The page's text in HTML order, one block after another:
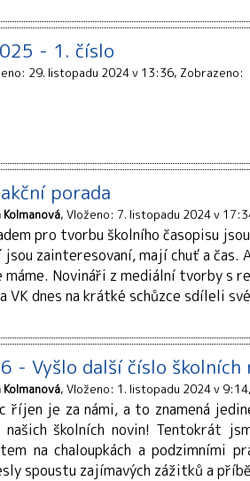
- 1. číslo
29. listopadu 2024 v 13:36 Zobrazeno:
porada
Kolmanová Vloženo: 7. listopadu 2024 v
pro tvorbu školního časopisu
zainteresovaní, mají chuť a čas.
máme. Novináři z mediální tvorby s
VK dnes na krátké schůzce sdíleli
- Vyšlo další číslo školních
Kolmanová Vloženo: 1. listopadu 2024 v 9:14
říjen je za námi, a to znamená
našich školních novin! Tentokrát
na chaloupkách a podzimními
spoustu zajímavých zážitků a